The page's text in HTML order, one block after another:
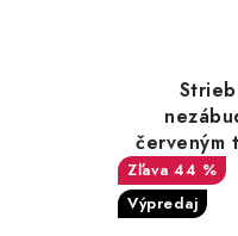
červeným
®
44 %
Výpredaj